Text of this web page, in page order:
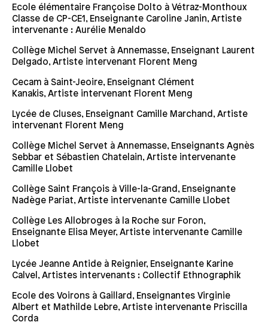
Ecole élémentaire Françoise Dolto à Vétraz-Monthoux
Classe de CP-CE1, Enseignante Caroline Janin, Artiste
intervenante : Aurélie Menaldo
Collège Michel Servet à Annemasse, Enseignant Laurent
Delgado, Artiste intervenant Florent Meng
Cecam à Saint-Jeoire, Enseignant Clément
Kanakis, Artiste intervenant Florent Meng
Lycée de Cluses, Enseignant Camille Marchand, Artiste
intervenant Florent Meng
Collège Michel Servet à Annemasse, Enseignants Agnès
Sebbar et Sébastien Chatelain, Artiste intervenante
Camille Llobet
Collège Saint François à Ville-la-Grand, Enseignante
Nadège Pariat, Artiste intervenante Camille Llobet
Collège Les Allobroges à la Roche sur Foron,
Enseignante Elisa Meyer, Artiste intervenante Camille
Llobet
Lycée Jeanne Antide à Reignier, Enseignante Karine
Calvel, Artistes intervenants : Collectif Ethnographik
Ecole des Voirons à Gaillard, Enseignantes Virginie
Albert et Mathilde Lebre, Artiste intervenante Priscilla
Corda